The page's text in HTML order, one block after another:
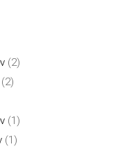
(2)
(2)
(1)
(1)